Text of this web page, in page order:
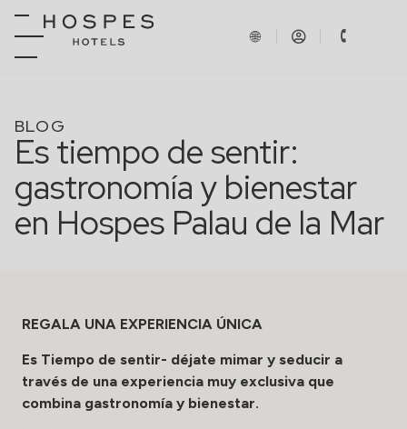
BLOG
Es tiempo de sentir:
gastronomía y bienestar
en Hospes Palau de la Mar
REGALA UNA EXPERIENCIA ÚNICA
Es Tiempo de sentir- déjate mimar y seducir a
través de una experiencia muy exclusiva que
combina gastronomía y bienestar.